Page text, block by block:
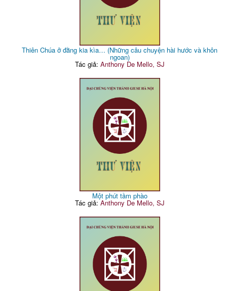
Thiên Chúa ở đằng kia kìa… (Những câu chuyện hài hước và khôn
ngoan)
Tác giả: Anthony De Mello, SJ
Một phút tầm phào
Tác giả:Anthony De Mello, SJ